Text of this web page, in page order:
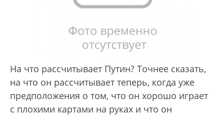
На что рассчитывает Путин? Точнее сказать,
на что он рассчитывает теперь, когда уже
предположения о том, что он хорошо играет
с плохими картами на руках и что он